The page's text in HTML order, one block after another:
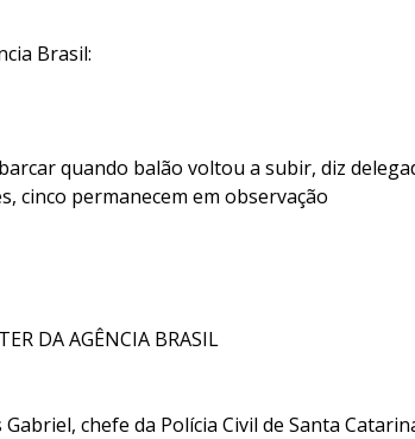
Brasil:
quando balão voltou a subir, diz
cinco permanecem em observação
DA AGÊNCIA BRASIL
chefe da Polícia Civil de Santa